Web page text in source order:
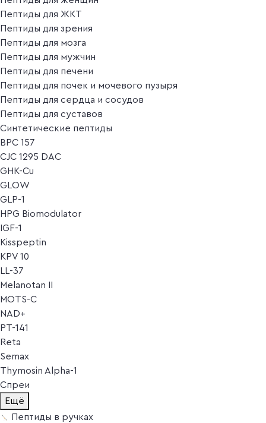
Пептиды для ЖКТ
Пептиды для зрения
Пептиды для мозга
Пептиды для мужчин
Пептиды для печени
Пептиды для почек и мочевого пузыря
Пептиды для сердца и сосудов
Пептиды для суставов
Синтетические пептиды
BPC 157
CJC 1295 DAC
GHK-Cu
GLOW
GLP-1
HPG Biomodulator
IGF-1
Kisspeptin
KPV 10
LL-37
Melanotan II
MOTS-C
NAD+
PT-141
Reta
Semax
Thymosin Alpha-1
Спреи
Ещё
Пептиды в ручках